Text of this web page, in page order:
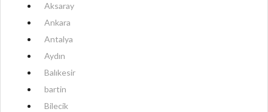
Aksaray
Ankara
Antalya
Aydın
Balıkesir
bartin
Bilecik